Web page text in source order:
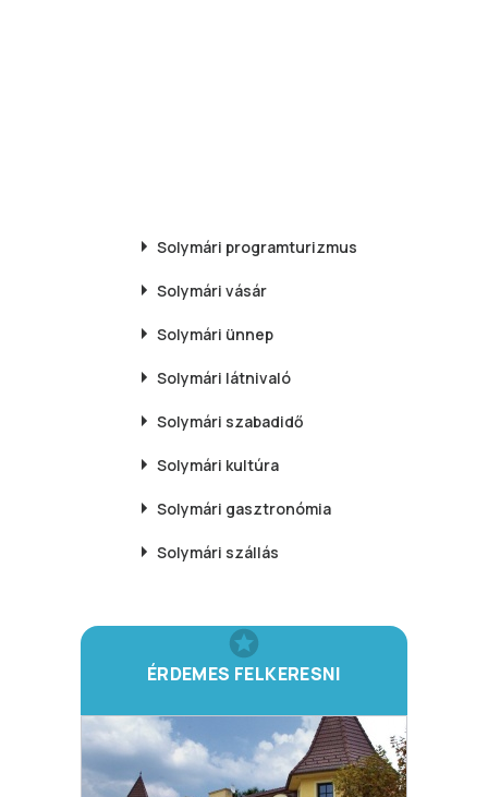
Solymári programturizmus
Solymári vásár
Solymári ünnep
Solymári látnivaló
Solymári szabadidő
Solymári kultúra
Solymári gasztronómia
Solymári szállás
ÉRDEMES FELKERESNI